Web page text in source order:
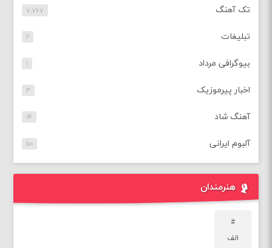
تک آهنگ ۷,۷۶۷
تبلیغات ۲
بیوگرافی مرداد ۱
اخبار پیرموزیک ۳
آهنگ شاد ۱۴
آلبوم ایرانی ۵۰
هنرمندان
#
الف